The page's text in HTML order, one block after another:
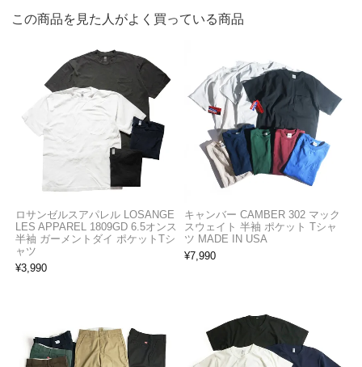
この商品を見た人がよく買っている商品
ロサンゼルスアパレル LOSANGE
LES APPAREL 1809GD 6.5オンス
半袖 ガーメントダイ ポケットTシ
ャツ
¥3,990
キャンバー CAMBER 302 マック
スウェイト 半袖 ポケット Tシャ
ツ MADE IN USA
¥7,990